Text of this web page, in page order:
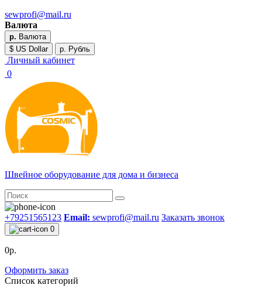
sewprofi@mail.ru
Валюта
р. Валюта
$ US Dollar
р. Рубль
Личный кабинет
0
Швейное оборудование для дома и бизнеса
+79251565123 Email: sewprofi@mail.ru Заказать звонок
0
0р.
Оформить заказ
Список категорий